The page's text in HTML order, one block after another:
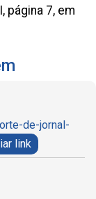
página 7, em
de-jornal-
link